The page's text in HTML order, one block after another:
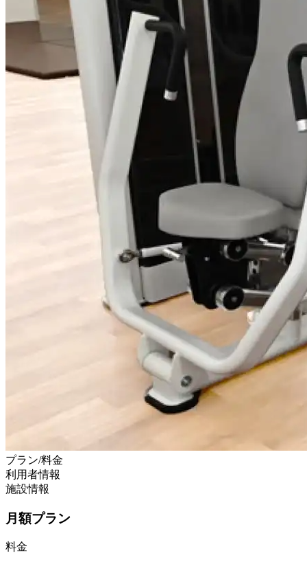
プラン/料金
利用者情報
施設情報
月額プラン
料金